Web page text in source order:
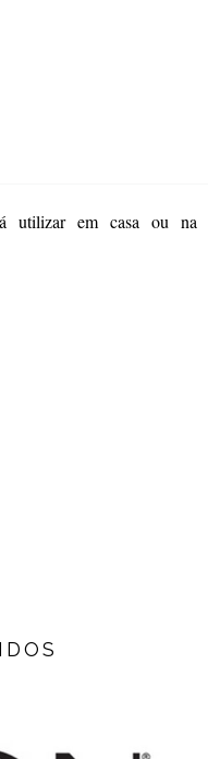
utilizar em casa ou na